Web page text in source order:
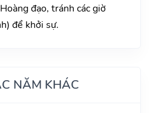
đạo, tránh các giờ
để khởi sự.
NĂM KHÁC